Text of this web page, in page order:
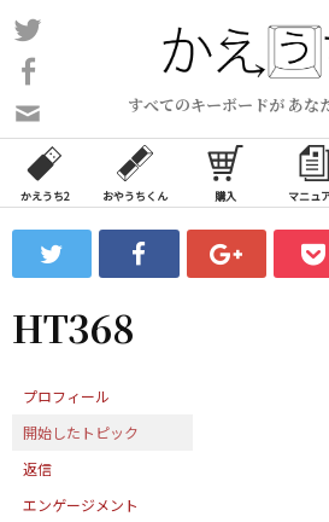
コ
ン
ン
ツ
ス
ッ
プ
すべてのキーボードが あな
い
合
わ
フ
ォ
かえうち2 おやうちくん 購入 マニュ
HT368
プロフィール
開始したトピック
返信
エンゲージメント